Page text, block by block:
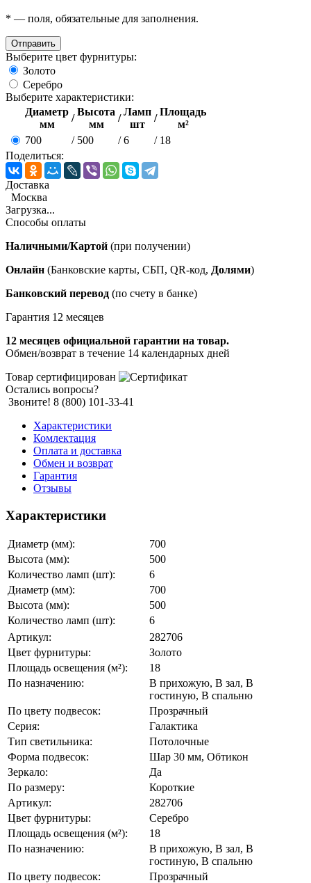
* — поля, обязательные для заполнения.
Отправить
Выберите цвет фурнитуры:
Золото
Серебро
Выберите характеристики:
Диаметр
мм
/
Высота
мм
/
Ламп
шт
/
Площадь
м²
700
/ 500 / 6 / 18
Поделиться:
Доставка
Москва
Загрузка...
Способы оплаты
Наличными/Картой (при получении)
Онлайн (Банковские карты, СБП, QR-код, Долями)
Банковский перевод (по счету в банке)
Гарантия 12 месяцев
12 месяцев официальной гарантии на товар.
Обмен/возврат в течение 14 календарных дней
Товар сертифицирован
Остались вопросы?
Звоните! 8 (800) 101-33-41
Характеристики
Комлектация
Оплата и доставка
Обмен и возврат
Гарантия
Отзывы
Характеристики
Диаметр (мм):
700
Высота (мм):
500
Количество ламп (шт):
6
Диаметр (мм):
700
Высота (мм):
500
Количество ламп (шт):
6
Артикул:
282706
Цвет фурнитуры:
Золото
Площадь освещения (м²):
18
По назначению:
В прихожую, В зал, В
гостиную, В спальню
По цвету подвесок:
Прозрачный
Серия:
Галактика
Тип светильника:
Потолочные
Форма подвесок:
Шар 30 мм, Обтикон
Зеркало:
Да
По размеру:
Короткие
Артикул:
282706
Цвет фурнитуры:
Серебро
Площадь освещения (м²):
18
По назначению:
В прихожую, В зал, В
гостиную, В спальню
По цвету подвесок:
Прозрачный